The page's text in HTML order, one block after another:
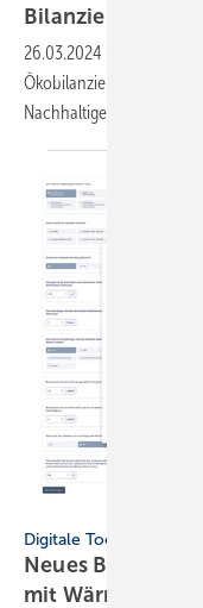
26.03.2024
Ökobilanzierung der
Nachhaltiges Gebäude
Digitale Tools
Neues
mit